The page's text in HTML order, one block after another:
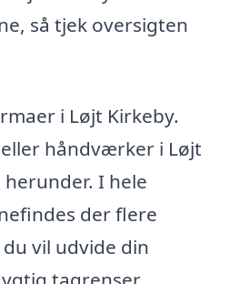
så tjek oversigten
i Løjt Kirkeby.
håndværker i Løjt
I hele
der flere
vil udvide din